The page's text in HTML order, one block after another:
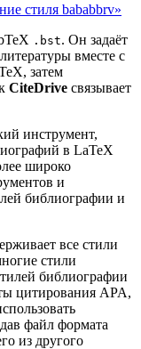
стиля bababbrv»
.bst. Он задаёт
вместе с
затем
CiteDrive связывает
инструмент,
в LaTeX
широко
и
библиографии и
все стили
стили
библиографии
цитирования APA,
файл формата
из другого